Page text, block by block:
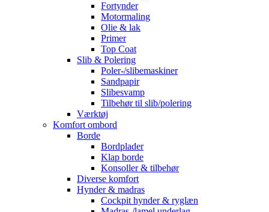
Fortynder
Motormaling
Olie & lak
Primer
Top Coat
Slib & Polering
Poler-/slibemaskiner
Sandpapir
Slibesvamp
Tilbehør til slib/polering
Værktøj
Komfort ombord
Borde
Bordplader
Klap borde
Konsoller & tilbehør
Diverse komfort
Hynder & madras
Cockpit hynder & ryglæn